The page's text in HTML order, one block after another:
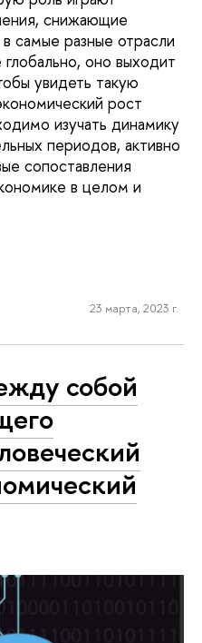
снижающие
самые разные отрасли
оно выходит
увидеть такую
рост
изучать динамику
периодов, активно
сопоставления
в целом и
23 марта, 2023 г.
собой